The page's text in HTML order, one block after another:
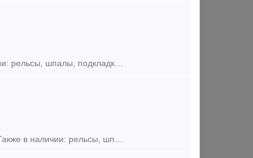
Предложение (продажа) В наличии на складе в г. Новосибирске. Также в наличии: рельсы, шпалы, подкладка, накладка, прокладка, крепеж, стрелочные переводы - новые,
Предложение (продажа) ООО Авангард В наличии на складе в г. Новосибирск. Также в наличии: рельсы, шпалы, подкладка, накладка, прокладка, крепеж, стрелочные п